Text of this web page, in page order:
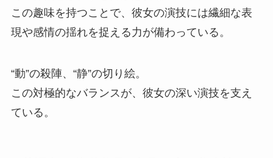
この趣味を持つことで、彼女の演技には繊細な表
現や感情の揺れを捉える力が備わっている。
“動”の殺陣、“静”の切り絵。
この対極的なバランスが、彼女の深い演技を支え
ている。